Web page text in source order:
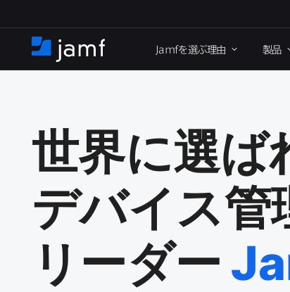
イ
ン
に
移
ホ
ー
Jamfを​選ぶ理由 製品
世界に​選ば
デバイス管
リーダー